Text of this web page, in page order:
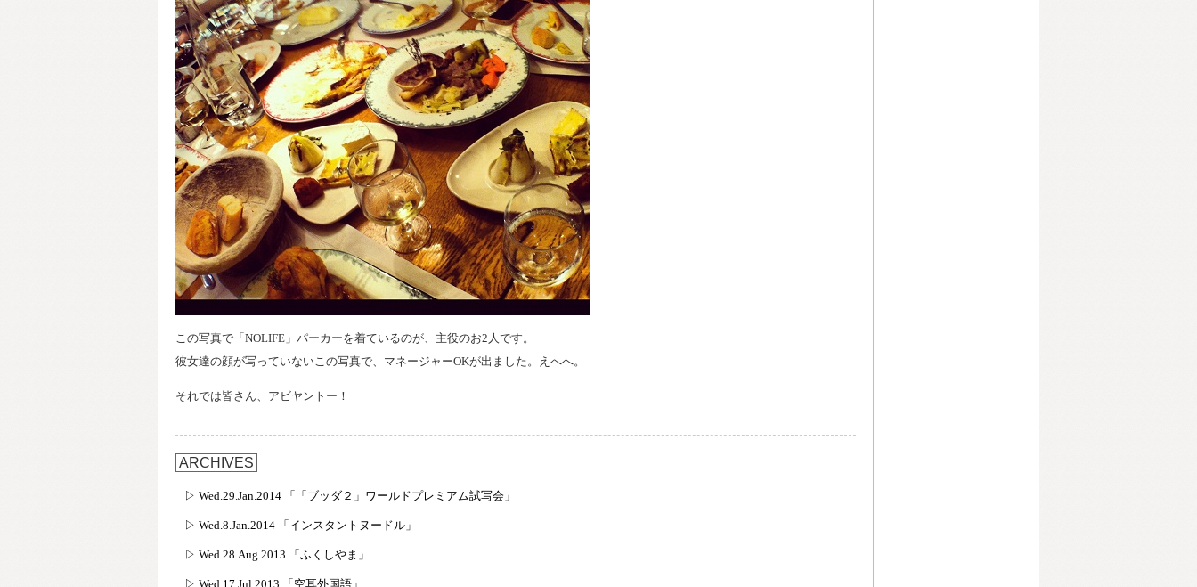
この写真で「NOLIFE」パーカーを着ているのが、主役のお2人です。
彼女達の顔が写っていないこの写真で、マネージャーOKが出ました。えへへ。
それでは皆さん、アビヤントー！
ARCHIVES
▷ Wed.29.Jan.2014 「「ブッダ２」ワールドプレミアム試写会」
▷ Wed.8.Jan.2014 「インスタントヌードル」
▷ Wed.28.Aug.2013 「ふくしやま」
▷ Wed.17.Jul.2013 「空耳外国語」